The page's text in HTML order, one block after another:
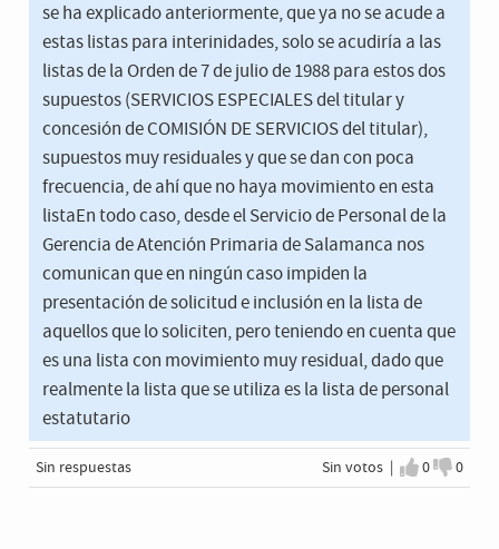
se ha explicado anteriormente, que ya no se acude a
estas listas para interinidades, solo se acudiría a las
listas de la Orden de 7 de julio de 1988 para estos dos
supuestos (SERVICIOS ESPECIALES del titular y
concesión de COMISIÓN DE SERVICIOS del titular),
supuestos muy residuales y que se dan con poca
frecuencia, de ahí que no haya movimiento en esta
listaEn todo caso, desde el Servicio de Personal de la
Gerencia de Atención Primaria de Salamanca nos
comunican que en ningún caso impiden la
presentación de solicitud e inclusión en la lista de
aquellos que lo soliciten, pero teniendo en cuenta que
es una lista con movimiento muy residual, dado que
realmente la lista que se utiliza es la lista de personal
estatutario
Sin votos |
Estoy de
0
No
0
Sin respuestas